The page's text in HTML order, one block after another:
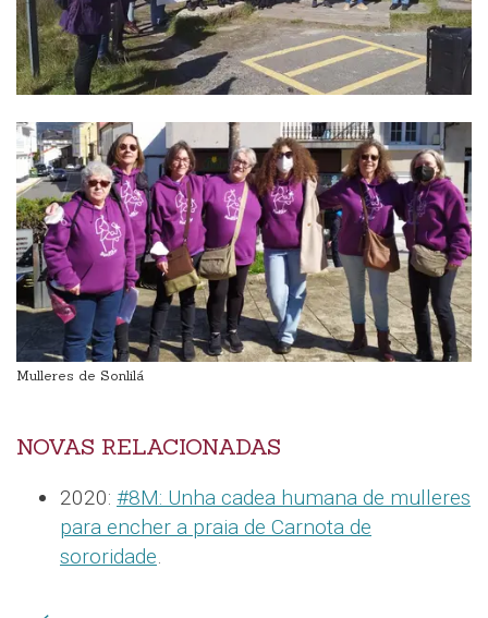
Mulleres de Sonlilá
NOVAS RELACIONADAS
2020: #8M: Unha cadea humana de mulleres
para encher a praia de Carnota de
sororidade.